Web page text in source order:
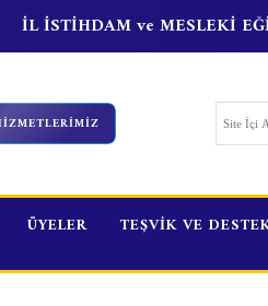
İL İSTİHDAM ve MESLEKİ
ÜYELER TEŞVİK VE